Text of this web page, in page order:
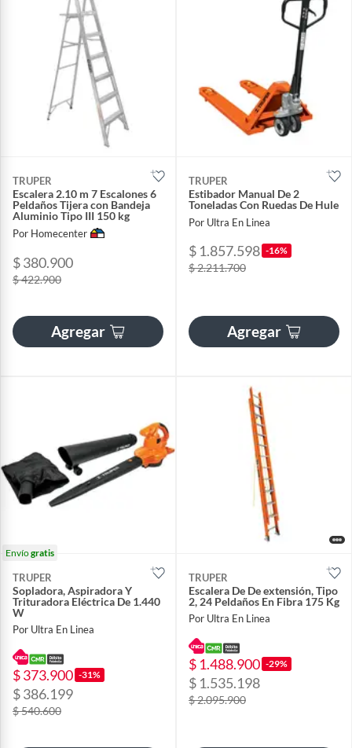
TRUPER
Escalera 2.10 m 7 Escalones 6
Peldaños Tijera con Bandeja
Aluminio Tipo III 150 kg
Por Homecenter
$ 380.900
$ 422.900
Agregar
TRUPER
Estibador Manual De 2
Toneladas Con Ruedas De Hule
Por Ultra En Linea
$ 1.857.598 -16%
$ 2.211.700
Agregar
Envíogratis
TRUPER
Sopladora, Aspiradora Y
Trituradora Eléctrica De 1.440
W
Por Ultra En Linea
$ 373.900 -31%
$ 386.199
$ 540.600
TRUPER
Escalera De De extensión, Tipo
2, 24 Peldaños En Fibra 175 Kg
Por Ultra En Linea
$ 1.488.900 -29%
$ 1.535.198
$ 2.095.900